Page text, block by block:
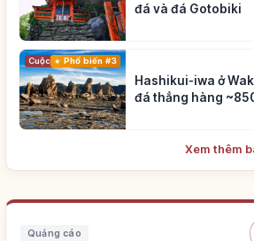
đá và đá Gotobiki
Cuộc sốngPhổ biến #3
Hashikui-iwa ở
đá thẳng hàng
Xem thêm
Quảng cáo